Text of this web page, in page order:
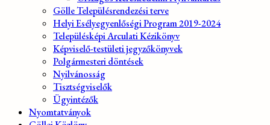
Gölle Településrendezési terve
Helyi Esélyegyenlőségi Program 2019-2024
Településképi Arculati Kézikönyv
Képviselő-testületi jegyzőkönyvek
Polgármesteri döntések
Nyilvánosság
Tisztségviselők
Ügyintézők
Nyomtatványok